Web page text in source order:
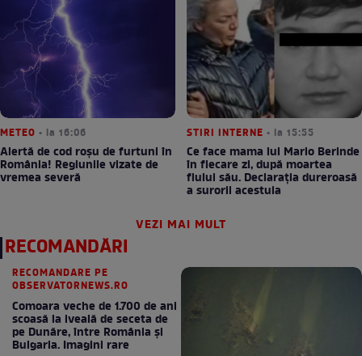
METEO • la 16:06
Alertă de cod roșu de furtuni în
România! Regiunile vizate de
vremea severă
STIRI INTERNE • la 15:55
Ce face mama lui Mario Berinde
în fiecare zi, după moartea
fiului său. Declarația dureroasă
a surorii acestuia
VEZI MAI MULT
RECOMANDĂRI
RECOMANDARE PE
OBSERVATORNEWS.RO
Comoara veche de 1.700 de ani
scoasă la iveală de seceta de
pe Dunăre, între România şi
Bulgaria. Imagini rare